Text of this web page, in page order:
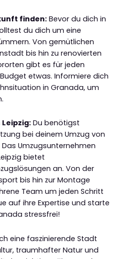
finden: Bevor du dich in
du dich um eine
Von gemütlichen
bis hin zu renovierten
gibt es für jeden
etwas. Informiere dich
in Granada, um
Du benötigst
bei deinem Umzug von
Umzugsunternehmen
bietet
an. Von der
bis hin zur Montage
Team um jeden Schritt
auf ihre Expertise und starte
stressfrei!
eine faszinierende Stadt
traumhafter Natur und